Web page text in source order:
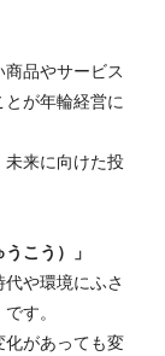
品やサービス
が年輪経営に
来に向けた投
こう）」
や環境にふさ
す。
があっても変